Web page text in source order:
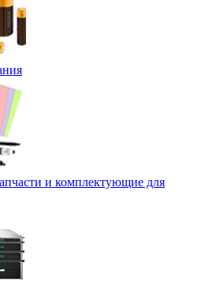
и комплектующие для